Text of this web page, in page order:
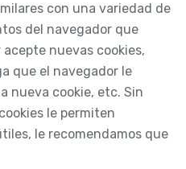
con una variedad de
del navegador que
nuevas cookies,
que el navegador le
nueva cookie, etc. Sin
le permiten
le recomendamos que